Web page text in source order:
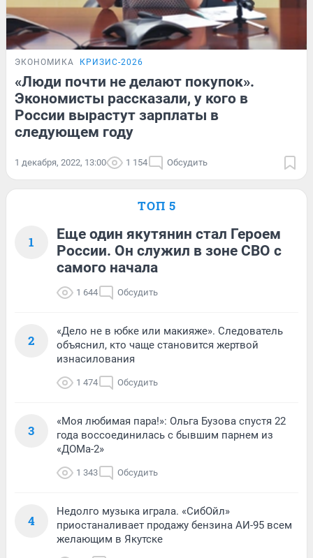
ЭКОНОМИКА КРИЗИС-2026
«Люди почти не делают покупок».
Экономисты рассказали, у кого в
России вырастут зарплаты в
следующем году
1 декабря, 2022, 13:00 1 154 Обсудить
ТОП 5
1
Еще один якутянин стал Героем
России. Он служил в зоне СВО с
самого начала
1 644 Обсудить
2
«Дело не в юбке или макияже». Следователь
объяснил, кто чаще становится жертвой
изнасилования
1 474 Обсудить
3
«Моя любимая пара!»: Ольга Бузова спустя 22
года воссоединилась с бывшим парнем из
«ДОМа-2»
1 343 Обсудить
4
Недолго музыка играла. «СибОйл»
приостаналивает продажу бензина АИ-95 всем
желающим в Якутске